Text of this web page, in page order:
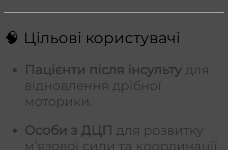
🧠 Цільові користувачі
Пацієнти після інсульту для
відновлення дрібної
моторики.
Особи з ДЦП для розвитку
м’язової сили та координації.